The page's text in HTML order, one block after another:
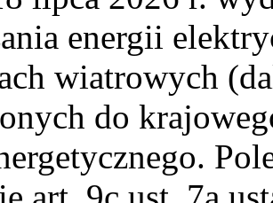
energii
wiatrowych
do